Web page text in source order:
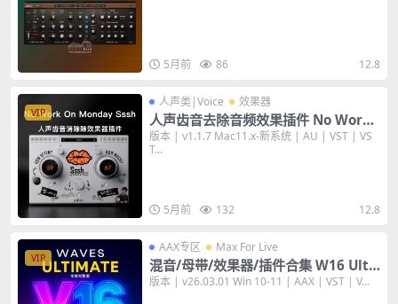
5月前 86 12.8
VIP
人声类|Voice 效果器
人声齿音去除音频效果插件 No Work
On Monday Sssh v1.1.7 [MAC]
版本 | v1.1.7 Mac11.x-新系统 | AU | VST | VS
T...
5月前 132 12.8
VIP
AAX专区 Max For Live
混音/母带/效果器/插件合集 W16 Ulti
mate 16 v26.03.01 [WiN+MAC] 完整
版本 | v26.03.01 Win 10-11 | AAX | VST | V...